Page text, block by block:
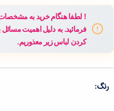
! لطفا هنگام خرید به
فرمائید. به دلیل اهمیت
کردن لباس زیر معذوریم.
رنگ